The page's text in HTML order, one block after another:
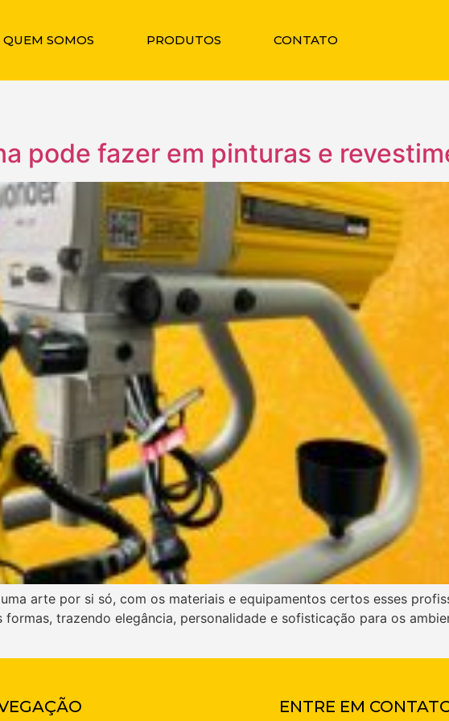
QUEM SOMOS PRODUTOS CONTATO
pode fazer em pinturas e
arte por si só, com os materiais e equipamentos certos esses
trazendo elegância, personalidade e sofisticação para os
ENTRE EM